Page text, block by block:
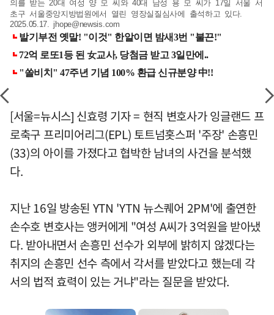
의를 받는 20대 여성 양 모 씨와 40대 남성 용 모 씨가 17일 서울 서
초구 서울중앙지방법원에서 열린 영장실질심사에 출석하고 있다.
2025.05.17. jhope@newsis.com
[서울=뉴시스] 신효령 기자 = 현직 변호사가 잉글랜드 프
로축구 프리미어리그(EPL) 토트넘홋스퍼 '주장' 손흥민
(33)의 아이를 가졌다고 협박한 남녀의 사건을 분석했
다.
지난 16일 방송된 YTN 'YTN 뉴스퀘어 2PM'에 출연한
손수호 변호사는 앵커에게 "여성 A씨가 3억원을 받아냈
다. 받아내면서 손흥민 선수가 외부에 밝히지 않겠다는
취지의 손흥민 선수 측에서 각서를 받았다고 했는데 각
서의 법적 효력이 있는 거냐"라는 질문을 받았다.